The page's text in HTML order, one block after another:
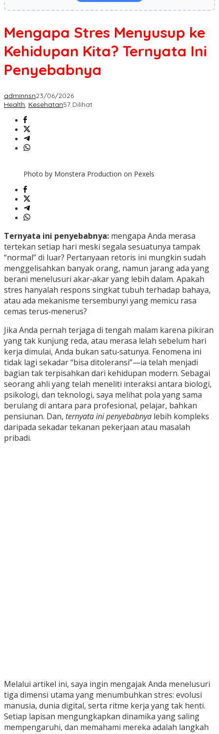
Mengapa Stres Menyusup ke
Kehidupan Kita? Ternyata Ini
Penyebabnya
adminnsn23/06/2026
Health, Kesehatan57 Dilihat
Photo by Monstera Production on Pexels
Ternyata ini penyebabnya: mengapa Anda merasa
tertekan setiap hari meski segala sesuatunya tampak
“normal” di luar? Pertanyaan retoris ini mungkin sudah
menggelisahkan banyak orang, namun jarang ada yang
berani menelusuri akar‑akar yang lebih dalam. Apakah
stres hanyalah respons singkat tubuh terhadap bahaya,
atau ada mekanisme tersembunyi yang memicu rasa
cemas terus‑menerus?
Jika Anda pernah terjaga di tengah malam karena pikiran
yang tak kunjung reda, atau merasa lelah sebelum hari
kerja dimulai, Anda bukan satu‑satunya. Fenomena ini
tidak lagi sekadar “bisa ditoleransi”—ia telah menjadi
bagian tak terpisahkan dari kehidupan modern. Sebagai
seorang ahli yang telah meneliti interaksi antara biologi,
psikologi, dan teknologi, saya melihat pola yang sama
berulang di antara para profesional, pelajar, bahkan
pensiunan. Dan, ternyata ini penyebabnya lebih kompleks
daripada sekadar tekanan pekerjaan atau masalah
pribadi.
Melalui artikel ini, saya ingin mengajak Anda menelusuri
tiga dimensi utama yang menumbuhkan stres: evolusi
manusia, dunia digital, serta ritme kerja yang tak henti.
Setiap lapisan mengungkapkan dinamika yang saling
mempengaruhi, dan memahami mereka adalah langkah